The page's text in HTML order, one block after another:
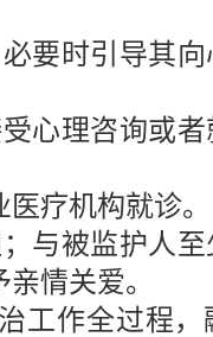
要时引导其
心理咨询或
疗机构就诊。
与被监护人
情关爱。
工作全过程，